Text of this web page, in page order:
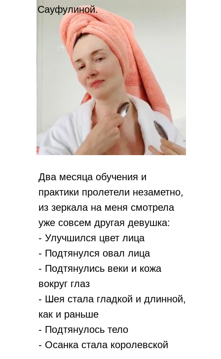
Сауфулиной.
Два месяца обучения и
практики пролетели незаметно,
из зеркала на меня смотрела
уже совсем другая девушка:
- Улучшился цвет лица
- Подтянулся овал лица
- Подтянулись веки и кожа
вокруг глаз
- Шея стала гладкой и длинной,
как и раньше
- Подтянулось тело
- Осанка стала королевской